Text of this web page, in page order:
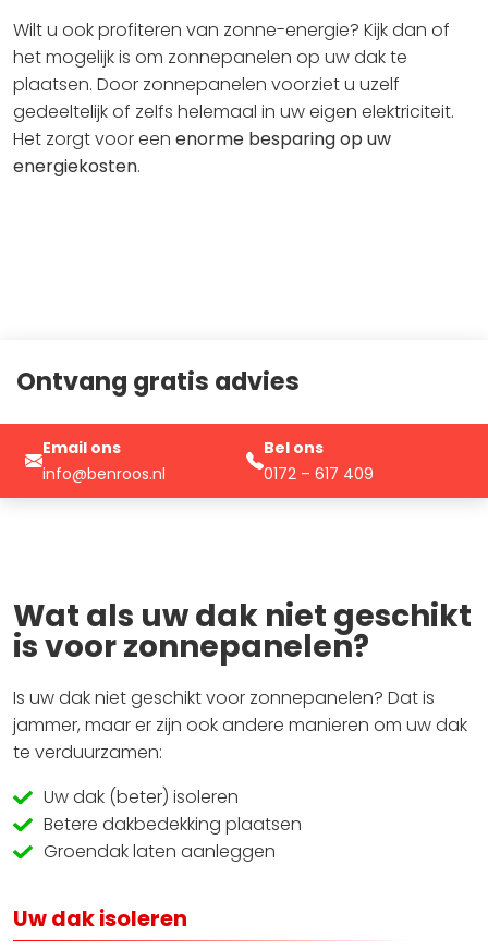
Wilt u ook profiteren van zonne-energie? Kijk dan of
het mogelijk is om zonnepanelen op uw dak te
plaatsen. Door zonnepanelen voorziet u uzelf
gedeeltelijk of zelfs helemaal in uw eigen elektriciteit.
Het zorgt voor een enorme besparing op uw
energiekosten.
Ontvang gratis advies
Email ons
info@benroos.nl
Bel ons
0172 – 617 409
Wat als uw dak niet geschikt
is voor zonnepanelen?
Is uw dak niet geschikt voor zonnepanelen? Dat is
jammer, maar er zijn ook andere manieren om uw dak
te verduurzamen:
Uw dak (beter) isoleren
Betere dakbedekking plaatsen
Groendak laten aanleggen
Uw dak isoleren